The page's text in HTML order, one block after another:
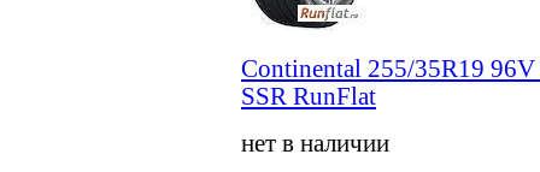
Continental 255/35R19
SSR RunFlat
нет в наличии